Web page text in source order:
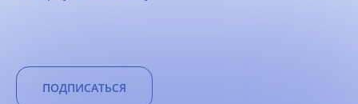
ПОДПИСАТЬСЯ